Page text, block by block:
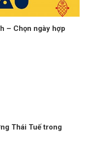
– Chọn ngày hợp
Thái Tuế trong